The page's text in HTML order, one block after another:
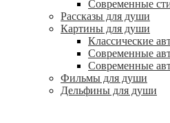
Современные
Рассказы для души
Картины для души
Классические
Современные
Современные
Фильмы для души
Дельфины для души